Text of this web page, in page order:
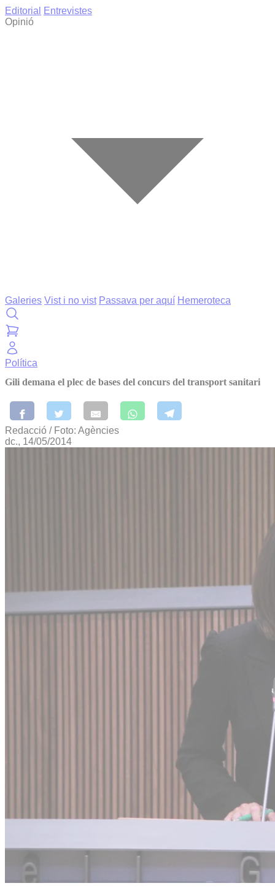
Editorial
Entrevistes
Opinió
Galeries Vist i no vist Passava per aquí Hemeroteca
Política
Gili demana el plec de bases del concurs del transport sanitari
Redacció / Foto: Agències
dc., 14/05/2014